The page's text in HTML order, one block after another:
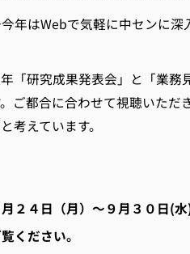
年はWebで気軽に中センに深
「研究成果発表会」と「業
ご都合に合わせて視聴いた
考えています。
４日（月）～９月３０日(
ださい。